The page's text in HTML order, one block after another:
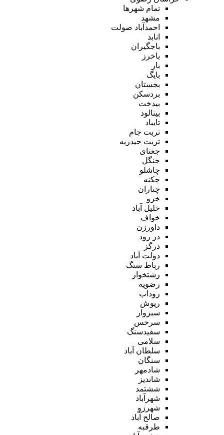
تمام شهر‌ها
مشهد
احمدآباد صولت
انابد
باجگیران
باخرز
بار
بایگ
بجستان
بردسکن
بیدخت
بینالود
تایباد
تربت جام
تربت حیدریه
جغتای
جنگل
چاشلو
چکنه
چناران
خرو
خلیل آباد
خواف
داورزن
در رود
درگز
دولت آباد
رباط سنگ
رشتخوار
رضویه
روداب
ریوش
سبزوار
سرخس
سفیدسنگ
سلامی
سلطان آباد
سنگان
شادمهر
شاندیز
ششتمد
شهرآباد
شهرزو
صالح آباد
طرقبه